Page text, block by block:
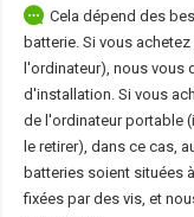
Cela dépend des
batterie. Si vous
l'ordinateur), nous vous
d'installation. Si vous
de l'ordinateur portable
le retirer), dans ce cas,
batteries soient situées
fixées par des vis, et